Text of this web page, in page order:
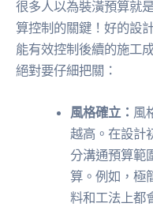
很多人以為裝潢預算就
算控制的關鍵！好的設
能有效控制後續的施工
絕對要仔細把關：
風格確立： 風
越高。在設計
分溝通預算範
算。例如，極
料和工法上都